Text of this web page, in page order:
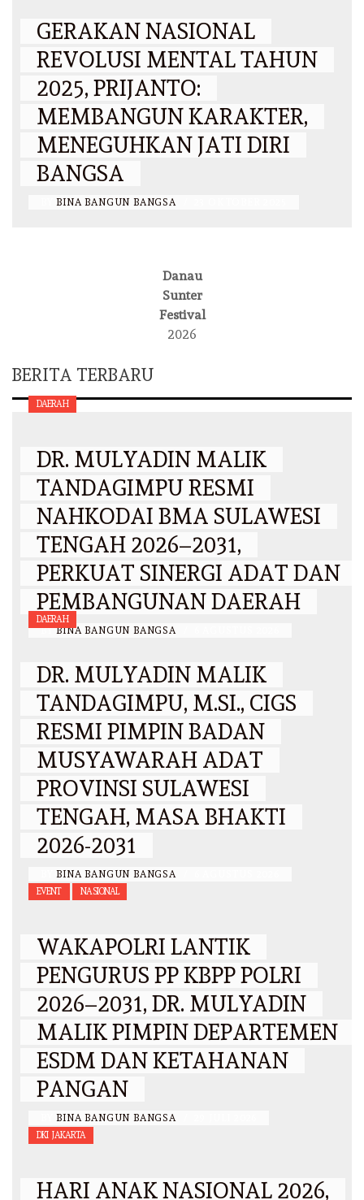
GERAKAN NASIONAL
REVOLUSI MENTAL TAHUN
2025, PRIJANTO:
MEMBANGUN KARAKTER,
MENEGUHKAN JATI DIRI
BANGSA
BINA BANGUN BANGSA
Danau
Sunter
Festival
2026
BERITA TERBARU
DAERAH
DR. MULYADIN MALIK
TANDAGIMPU RESMI
NAHKODAI BMA SULAWESI
TENGAH 2026–2031,
PERKUAT SINERGI ADAT DAN
PEMBANGUNAN DAERAH
BY BINA BANGUN BANGSA
DAERAH
DR. MULYADIN MALIK
TANDAGIMPU, M.SI., CIGS
RESMI PIMPIN BADAN
MUSYAWARAH ADAT
PROVINSI SULAWESI
TENGAH, MASA BHAKTI
2026-2031
BINA BANGUN BANGSA
EVENT NASIONAL
WAKAPOLRI LANTIK
PENGURUS PP KBPP POLRI
2026–2031, DR. MULYADIN
MALIK PIMPIN DEPARTEMEN
ESDM DAN KETAHANAN
PANGAN
BINA BANGUN BANGSA
DKI JAKARTA
HARI ANAK NASIONAL 2026,